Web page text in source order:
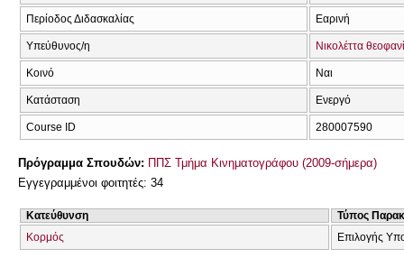
Περίοδος Διδασκαλίας Εαρινή
Υπεύθυνος/η Νικολέττα
Κοινό Ναι
Κατάσταση Ενεργό
Course ID 280007590
Πρόγραμμα Σπουδών: ΠΠΣ Τμήμα Κινηματογράφου (2009-σήμερα)
Εγγεγραμμένοι φοιτητές: 34
Κατεύθυνση
Τύπος
Κορμός
Επιλογής